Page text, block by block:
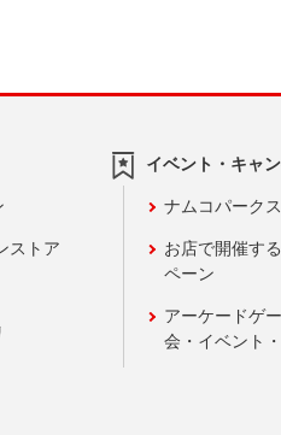
ストア
イベント・キャ
ナムコパークス
お店で開催す
ペーン
アーケードゲ
会・イベント